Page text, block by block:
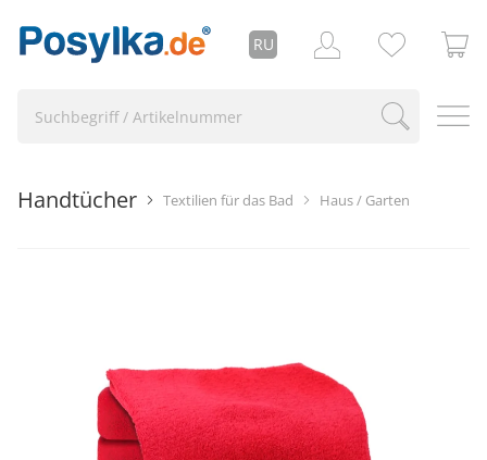
RU
Haus / Garten
Textilien für das Bad
Handtücher